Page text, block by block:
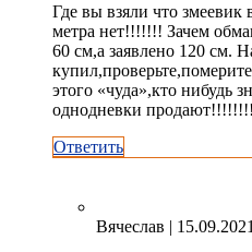
Где вы взяли что змеевик
метра нет!!!!!!! Зачем
60 см,а заявлено 120 см.
этого «чуда»,кто нибудь
однодневки продают!!!!!!!!
Ответить
Вячеслав |